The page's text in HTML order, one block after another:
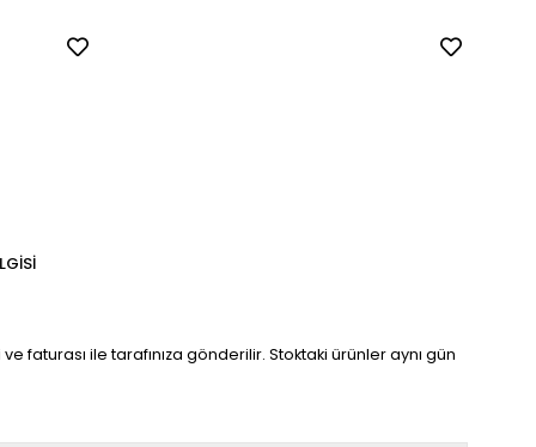
faturası ile tarafınıza gönderilir. Stoktaki ürünler aynı gün